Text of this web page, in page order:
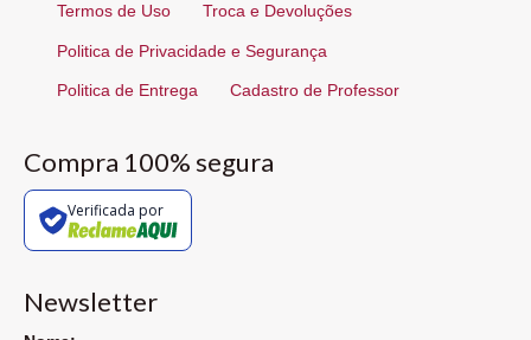
Termos de Uso Troca e Devoluções
Politica de Privacidade e Segurança
Politica de Entrega Cadastro de Professor
Compra 100% segura
Verificada por
Newsletter